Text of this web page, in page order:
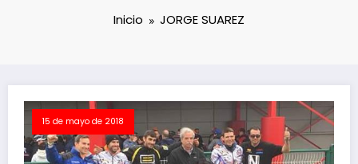
Inicio JORGE SUAREZ
15 de mayo de 2018